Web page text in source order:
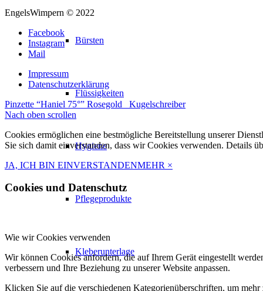
Bürsten
Flüssigkeiten
Hygiene
Pflegeprodukte
Kleberunterlage
34,90 €31,41 €.
EngelsWimpern © 2022
Facebook
Instagram
Mail
Impressum
Datenschutzerklärung
Pinzette “Haniel 75°” Rosegold
Kugelschreiber
Nach oben scrollen
Cookies ermöglichen eine bestmögliche Bereitstellung unserer
Sie sich damit einverstanden, dass wir Cookies verwenden. Details
JA, ICH BIN EINVERSTANDENMEHR ×
Cookies und Datenschutz
Wie wir Cookies verwenden
Wir können Cookies anfordern, die auf Ihrem Gerät eingestellt
verbessern und Ihre Beziehung zu unserer Website anpassen.
Klicken Sie auf die verschiedenen Kategorienüberschriften, um